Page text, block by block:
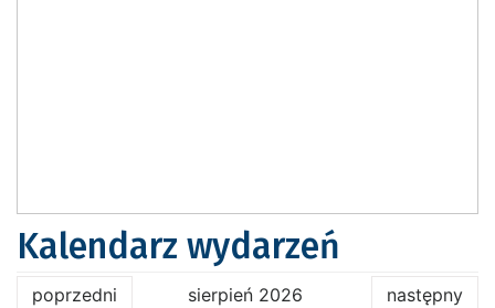
Kalendarz wydarzeń
poprzedni sierpień 2026 następny